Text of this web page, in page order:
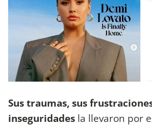
Sus traumas, sus
inseguridades la llevaron por